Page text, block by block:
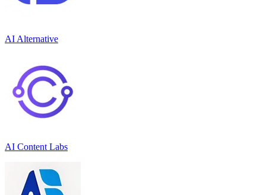
AI Alternative
AI Content Labs